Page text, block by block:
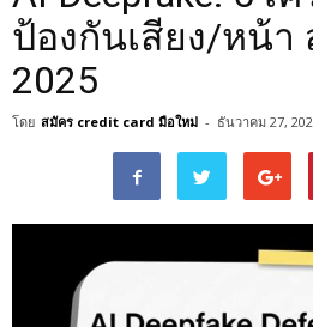
ป้องกันเสียง/หน้า
2025
โดย สมัคร credit card มือใหม่ - ธันวาคม 27,